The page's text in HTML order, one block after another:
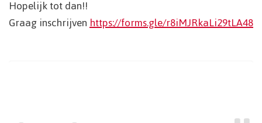
Hopelijk tot dan!!
Graag inschrijvenhttps://forms.gle/r8iMJRkaLi29tLA48